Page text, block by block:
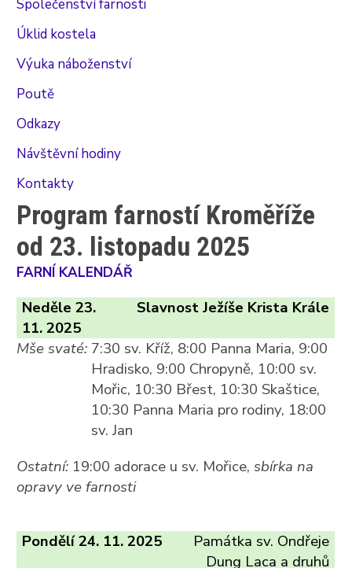
Společenství farnosti
Úklid kostela
Výuka náboženství
Poutě
Odkazy
Návštěvní hodiny
Kontakty
Program farností Kroměříže
od 23. listopadu 2025
FARNÍ KALENDÁŘ
Neděle 23.
11. 2025
Slavnost Ježíše Krista Krále
Mše svaté: 7:30 sv. Kříž, 8:00 Panna Maria, 9:00
Hradisko, 9:00 Chropyně, 10:00 sv.
Mořic, 10:30 Břest, 10:30 Skaštice,
10:30 Panna Maria pro rodiny, 18:00
sv. Jan
Ostatní: 19:00 adorace u sv. Mořice,sbírka na
opravy ve farnosti
Pondělí 24. 11. 2025
Památka sv. Ondřeje
Dung Laca a druhů